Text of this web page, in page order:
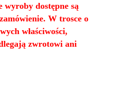
dostępne są
W trosce o
właściwości,
zwrotowi ani